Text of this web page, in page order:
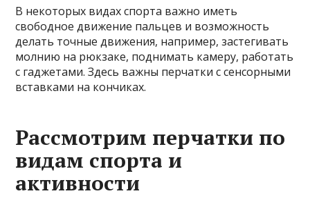
В некоторых видах спорта важно иметь
свободное движение пальцев и возможность
делать точные движения, например, застегивать
молнию на рюкзаке, поднимать камеру, работать
с гаджетами. Здесь важны перчатки с сенсорными
вставками на кончиках.
Рассмотрим перчатки по
видам спорта и
активности